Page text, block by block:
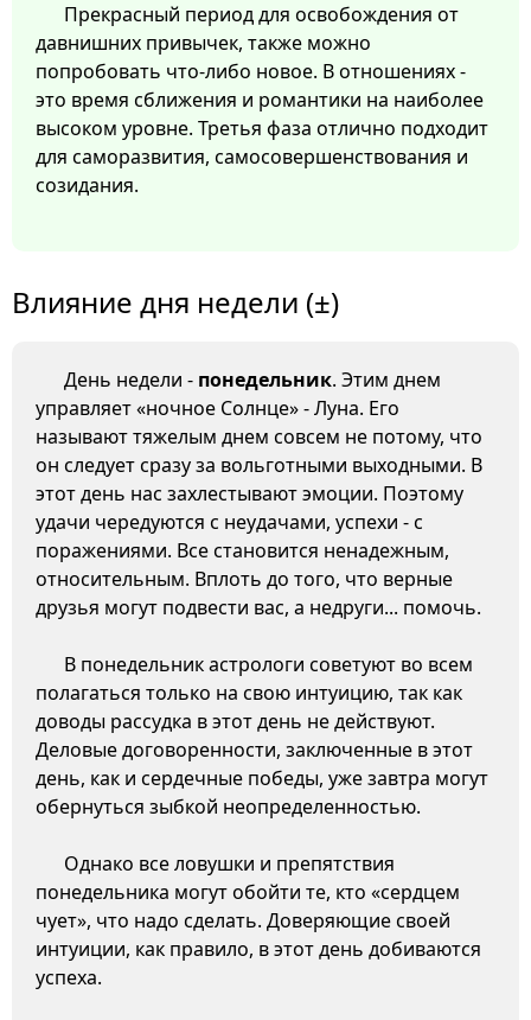
Прекрасный период для освобождения от
давнишних привычек, также можно
попробовать что-либо новое. В отношениях -
это время сближения и романтики на наиболее
высоком уровне. Третья фаза отлично подходит
для саморазвития, самосовершенствования и
созидания.
Влияние дня недели (±)
День недели - понедельник. Этим днем
управляет «ночное Солнце» - Луна. Его
называют тяжелым днем совсем не потому, что
он следует сразу за вольготными выходными. В
этот день нас захлестывают эмоции. Поэтому
удачи чередуются с неудачами, успехи - с
поражениями. Все становится ненадежным,
относительным. Вплоть до того, что верные
друзья могут подвести вас, а недруги... помочь.
В понедельник астрологи советуют во всем
полагаться только на свою интуицию, так как
доводы рассудка в этот день не действуют.
Деловые договоренности, заключенные в этот
день, как и сердечные победы, уже завтра могут
обернуться зыбкой неопределенностью.
Однако все ловушки и препятствия
понедельника могут обойти те, кто «сердцем
чует», что надо сделать. Доверяющие своей
интуиции, как правило, в этот день добиваются
успеха.